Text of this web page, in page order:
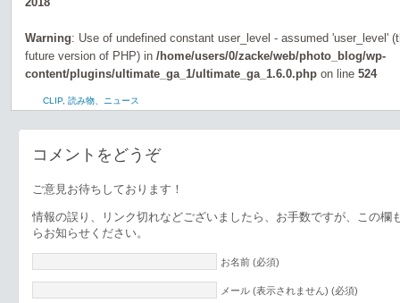
Warning: Use of undefined constant user_level - assumed 'user_level'
future version of PHP) in /home/users/0/zacke/web/photo_blog/wp-
content/plugins/ultimate_ga_1/ultimate_ga_1.6.0.php on line 524
CLIP, 読み物、ニュース
コメントをどうぞ
ご意見お待ちしております！
情報の誤り、リンク切れなどございましたら、お手数ですが、この欄
らお知らせください。
お名前 (必須)
メール (表示されません) (必須)